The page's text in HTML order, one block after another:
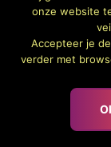
onze website
Accepteer je
verder met